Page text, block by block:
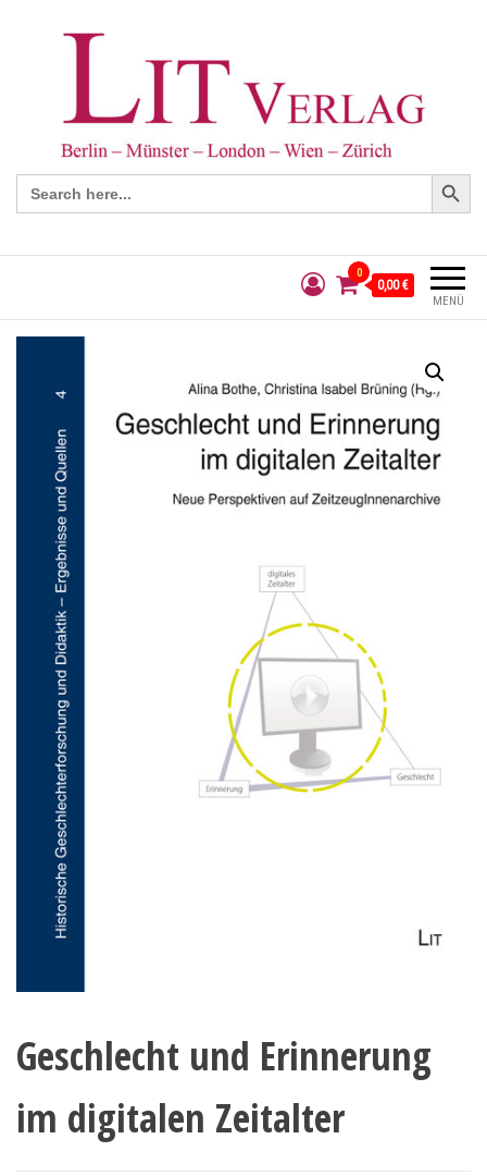
Search
for:
Search Button
MENÜ
0
0,00 €
Geschlecht und Erinnerung
im digitalen Zeitalter